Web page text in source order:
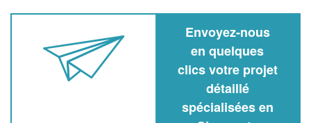
Envoyez-nous
en quelques
clics votre projet
détaillé
spécialisées en